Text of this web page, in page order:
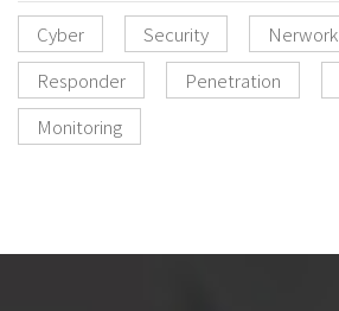
Cyber Security
Nerwork
Responder
Penetration
Monitoring